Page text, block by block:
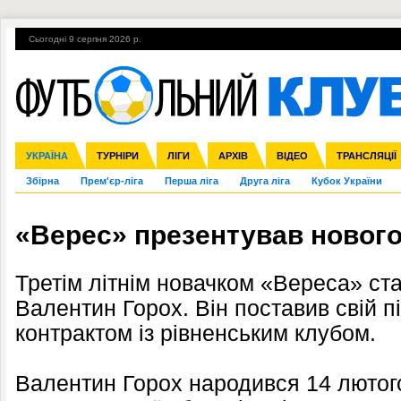
Сьогодні 9 серпня 2026 р.
УКРАЇНА ТУРНІРИ ЛІГИ АРХІВ ВІДЕО ТРАНСЛЯЦІЇ
Збірна Прем'єр-ліга Перша ліга Друга ліга Кубок України
Ліга чемпіонів Ліга Європи Міжнародні Ліга націй Ліга
Англія Іспанія Італія Німеччина Франція Інші
ЧС-2014 ЄВРО-2016 Росія Кубок конфедерацій ЧЄ-2015 (U-
Гарячі теми УПЛ, 2-й тур ВІЙНА УПЛ-ПЕРЕХОДИ
«Верес» презентував
Третім літнім новачком «Вереса»
Валентин Горох. Він поставив свій
контрактом із рівненським клубом.
Валентин Горох народився 14